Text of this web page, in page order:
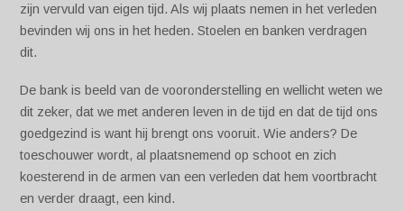
zijn vervuld van eigen tijd. Als wij plaats nemen in het verleden
bevinden wij ons in het heden. Stoelen en banken verdragen
dit.
De bank is beeld van de vooronderstelling en wellicht weten we
dit zeker, dat we met anderen leven in de tijd en dat de tijd ons
goedgezind is want hij brengt ons vooruit. Wie anders? De
toeschouwer wordt, al plaatsnemend op schoot en zich
koesterend in de armen van een verleden dat hem voortbracht
en verder draagt, een kind.